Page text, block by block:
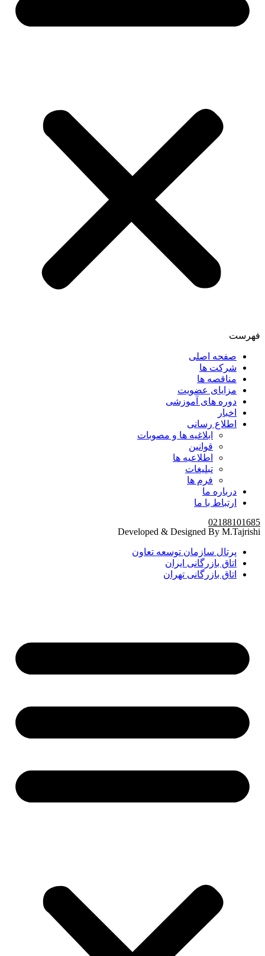
فهرست
صفحه اصلی
شرکت ها
مناقصه ها
مزایای عضویت
دوره های آموزشی
اخبار
اطلاع رسانی
ابلاغیه ها و مصوبات
قوانین
اطلاعیه ها
تبلیغات
فرم ها
درباره ما
ارتباط با ما
02188101685
Developed & Designed By M.Tajrishi
پرتال سازمان توسعه تعاون
اتاق بازرگانی ایران
اتاق بازرگانی تهران